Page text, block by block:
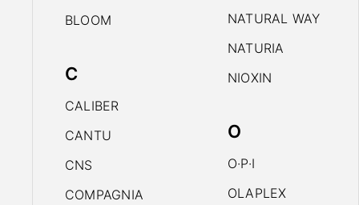
BLOOM
C
CALIBER
CANTU
CNS
COMPAGNIA
NATURAL WAY
NATURIA
NIOXIN
O
O·P·I
OLAPLEX